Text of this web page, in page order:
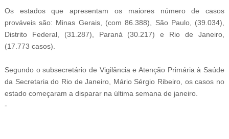
Os estados que apresentam os maiores número de casos
prováveis são: Minas Gerais, (com 86.388), São Paulo, (39.034),
Distrito Federal, (31.287), Paraná (30.217) e Rio de Janeiro,
(17.773 casos).
Segundo o subsecretário de Vigilância e Atenção Primária à Saúde
da Secretaria do Rio de Janeiro, Mário Sérgio Ribeiro, os casos no
estado começaram a disparar na última semana de janeiro.
-